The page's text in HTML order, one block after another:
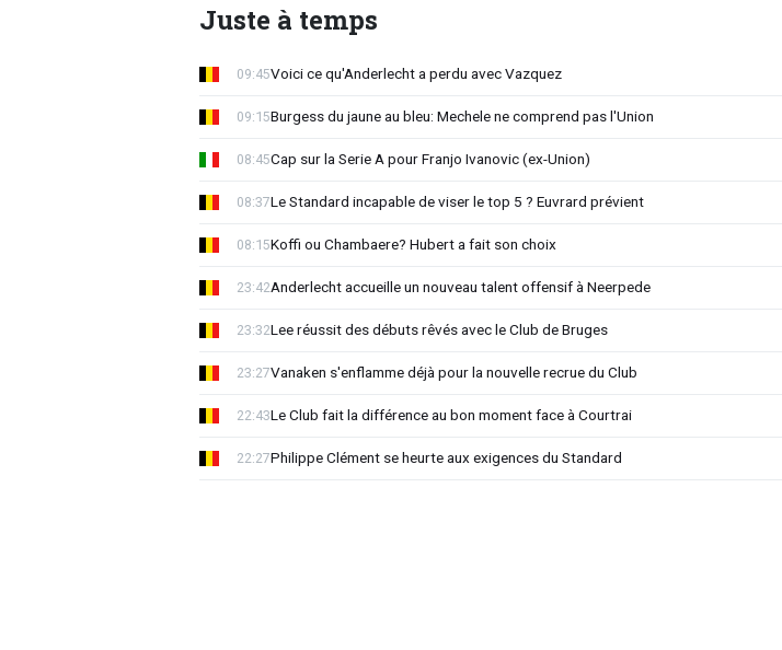
Juste à temps
Voici ce qu'Anderlecht a perdu avec Vazquez
09:45
Burgess du jaune au bleu: Mechele ne comprend pas l'Union
09:15
Cap sur la Serie A pour Franjo Ivanovic (ex-Union)
08:45
Le Standard incapable de viser le top 5 ? Euvrard prévient
08:37
Koffi ou Chambaere? Hubert a fait son choix
08:15
Anderlecht accueille un nouveau talent offensif à Neerpede
23:42
Lee réussit des débuts rêvés avec le Club de Bruges
23:32
Vanaken s'enflamme déjà pour la nouvelle recrue du Club
23:27
Le Club fait la différence au bon moment face à Courtrai
22:43
Philippe Clément se heurte aux exigences du Standard
22:27